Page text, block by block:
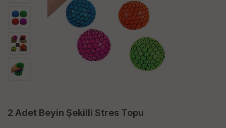
2 Adet Beyin Şekilli Stres Topu